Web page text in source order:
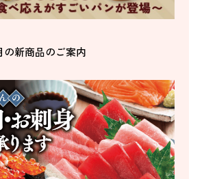
新商品のご案内